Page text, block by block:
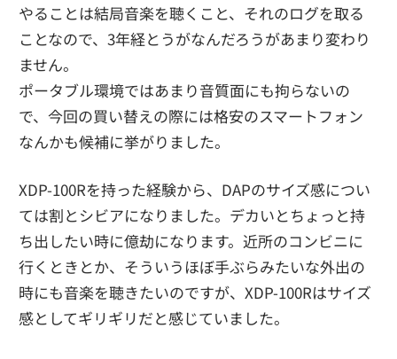
やることは結局音楽を聴くこと、それのログを取る
ことなので、3年経とうがなんだろうがあまり変わり
ません。
ポータブル環境ではあまり音質面にも拘らないの
で、今回の買い替えの際には格安のスマートフォン
なんかも候補に挙がりました。
XDP-100Rを持った経験から、DAPのサイズ感につい
ては割とシビアになりました。デカいとちょっと持
ち出したい時に億劫になります。近所のコンビニに
行くときとか、そういうほぼ手ぶらみたいな外出の
時にも音楽を聴きたいのですが、XDP-100Rはサイズ
感としてギリギリだと感じていました。